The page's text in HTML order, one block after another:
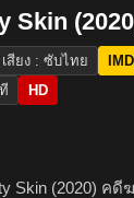
Skin
เสียง : ซับไทย
HD
Skin (2020) คดี